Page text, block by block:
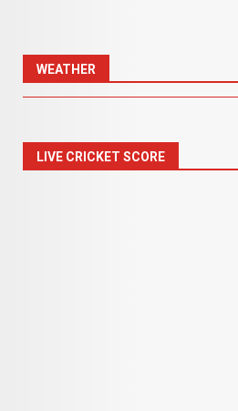
WEATHER
LIVE CRICKET SCORE